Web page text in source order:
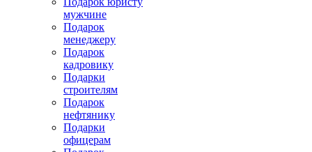
мужчине
Подарок
менеджеру
Подарок
кадровику
Подарки
строителям
Подарок
нефтянику
Подарки
офицерам